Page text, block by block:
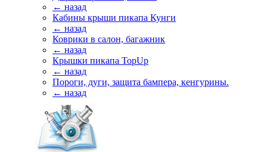
← назад
Кабины крыши пикапа Кунги
← назад
Коврики в салон, багажник
← назад
Крышки пикапа TopUp
← назад
Пороги, дуги, защита бампера, кенгурины.
← назад